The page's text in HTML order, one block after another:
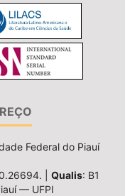
Federal do Piauí
| Qualis: B1
— UFPI